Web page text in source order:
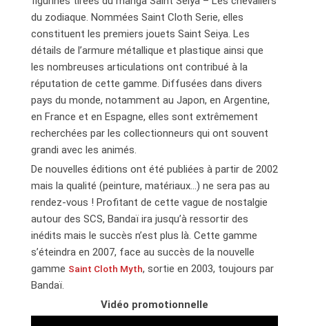
du zodiaque. Nommées Saint Cloth Serie, elles
constituent les premiers jouets Saint Seiya. Les
détails de l’armure métallique et plastique ainsi que
les nombreuses articulations ont contribué à la
réputation de cette gamme. Diffusées dans divers
pays du monde, notamment au Japon, en Argentine,
en France et en Espagne, elles sont extrêmement
recherchées par les collectionneurs qui ont souvent
grandi avec les animés.
De nouvelles éditions ont été publiées à partir de 2002
mais la qualité (peinture, matériaux…) ne sera pas au
rendez-vous ! Profitant de cette vague de nostalgie
autour des SCS, Bandaï ira jusqu’à ressortir des
inédits mais le succès n’est plus là. Cette gamme
s’éteindra en 2007, face au succès de la nouvelle
gamme Saint Cloth Myth, sortie en 2003, toujours par
Bandaï.
Vidéo promotionnelle